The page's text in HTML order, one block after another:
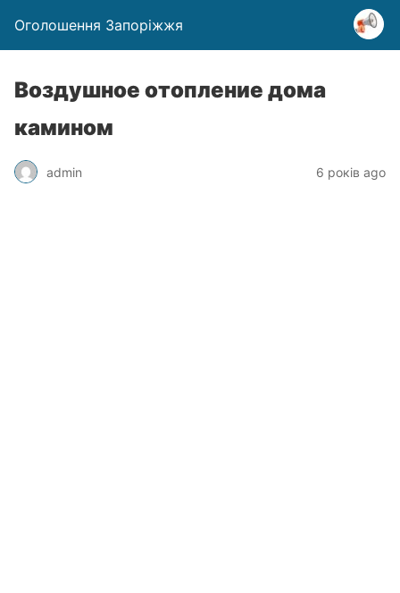
Оголошення Запоріжжя
Воздушное отопление дома
камином
admin 6 років ago